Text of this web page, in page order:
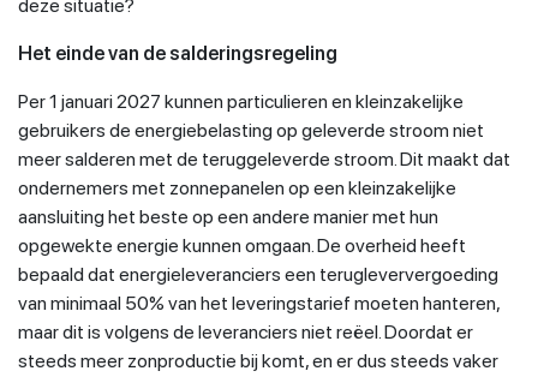
deze situatie?
Het einde van de salderingsregeling
Per 1 januari 2027 kunnen particulieren en kleinzakelijke
gebruikers de energiebelasting op geleverde stroom niet
meer salderen met de teruggeleverde stroom. Dit maakt dat
ondernemers met zonnepanelen op een kleinzakelijke
aansluiting het beste op een andere manier met hun
opgewekte energie kunnen omgaan. De overheid heeft
bepaald dat energieleveranciers een terugleververgoeding
van minimaal 50% van het leveringstarief moeten hanteren,
maar dit is volgens de leveranciers niet reëel. Doordat er
steeds meer zonproductie bij komt, en er dus steeds vaker